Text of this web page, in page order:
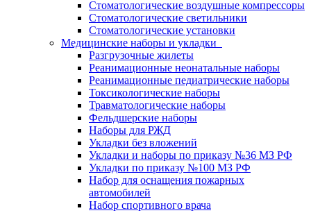
Стоматологические воздушные компрессоры
Стоматологические светильники
Стоматологические установки
Медицинские наборы и укладки
Разгрузочные жилеты
Реанимационные неонатальные наборы
Реанимационные педиатрические наборы
Токсикологические наборы
Травматологические наборы
Фельдшерские наборы
Наборы для РЖД
Укладки без вложений
Укладки и наборы по приказу №36 МЗ РФ
Укладки по приказу №100 МЗ РФ
Набор для оснащения пожарных
автомобилей
Набор спортивного врача